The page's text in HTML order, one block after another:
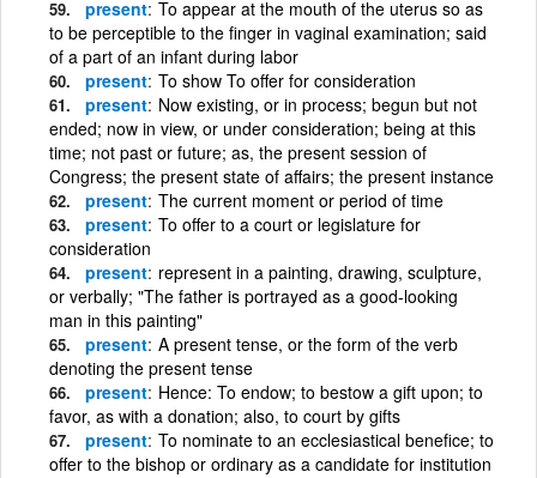
present To appear at the mouth of the uterus so as
to be perceptible to the finger in vaginal examination; said
of a part of an infant during labor
present To show To offer for consideration
present Now existing, or in process; begun but not
ended; now in view, or under consideration; being at this
time; not past or future; as, the present session of
Congress; the present state of affairs; the present instance
present The current moment or period of time
present To offer to a court or legislature for
consideration
present represent in a painting, drawing, sculpture,
or verbally; "The father is portrayed as a good-looking
man in this painting"
present A present tense, or the form of the verb
denoting the present tense
present Hence: To endow; to bestow a gift upon; to
favor, as with a donation; also, to court by gifts
present To nominate to an ecclesiastical benefice; to
offer to the bishop or ordinary as a candidate for institution